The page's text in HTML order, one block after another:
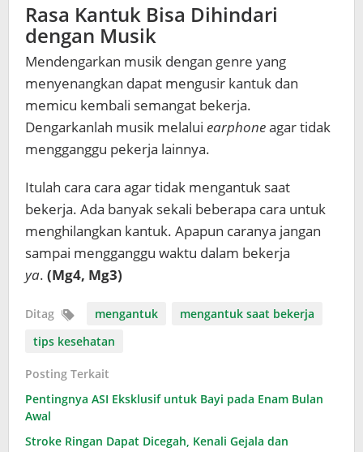
Rasa Kantuk Bisa Dihindari
dengan Musik
Mendengarkan musik dengan genre yang
menyenangkan dapat mengusir kantuk dan
memicu kembali semangat bekerja.
Dengarkanlah musik melalui earphoneagar tidak
mengganggu pekerja lainnya.
Itulah cara cara agar tidak mengantuk saat
bekerja. Ada banyak sekali beberapa cara untuk
menghilangkan kantuk. Apapun caranya jangan
sampai mengganggu waktu dalam bekerja
ya. (Mg4, Mg3)
Ditag mengantuk
mengantuk saat bekerja
tips kesehatan
Posting Terkait
Pentingnya ASI Eksklusif untuk Bayi pada Enam Bulan
Awal
Stroke Ringan Dapat Dicegah, Kenali Gejala dan